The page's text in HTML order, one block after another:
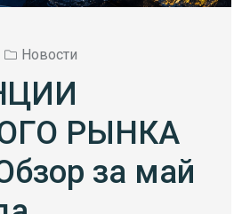
Новости
РЫНКА
за май